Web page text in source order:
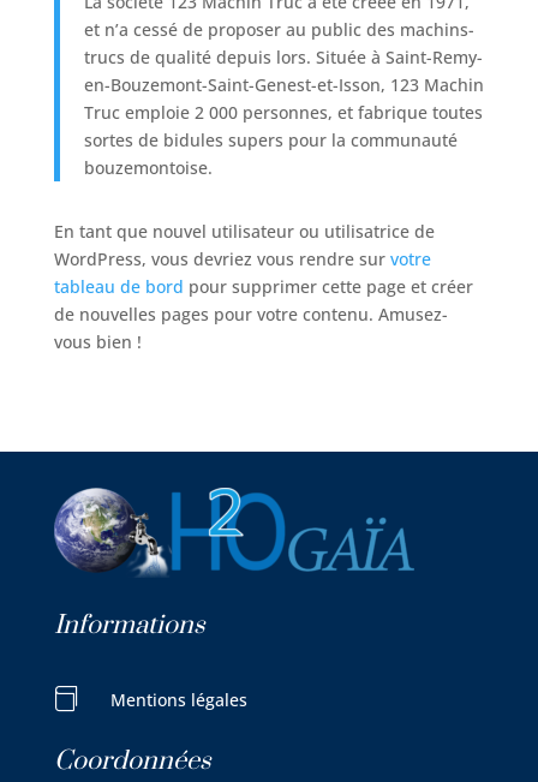
et n’a cessé de proposer au public des machins-
trucs de qualité depuis lors. Située à Saint-Remy-
en-Bouzemont-Saint-Genest-et-Isson, 123 Machin
Truc emploie 2 000 personnes, et fabrique toutes
sortes de bidules supers pour la communauté
bouzemontoise.
En tant que nouvel utilisateur ou utilisatrice de
WordPress, vous devriez vous rendre sur votre
tableau de bord pour supprimer cette page et créer
de nouvelles pages pour votre contenu. Amusez-
vous bien !
Informations
 Mentions légales
Coordonnées